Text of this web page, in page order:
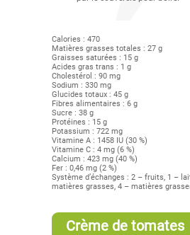
Calories : 470
Matières grasses totales : 27 g
Graisses saturées : 15 g
Acides gras trans : 1 g
Cholestérol : 90 mg
Sodium : 330 mg
Glucides totaux : 45 g
Fibres alimentaires : 6 g
Sucre : 38 g
Protéines : 15 g
Potassium : 722 mg
Vitamine A : 1458 IU (30 %)
Vitamine C : 4 mg (6 %)
Calcium : 423 mg (40 %)
Fer : 0,46 mg (2 %)
Système d’échanges : 2 – fruits, 1 –
matières grasses, 4 – matières
Crème de tomates